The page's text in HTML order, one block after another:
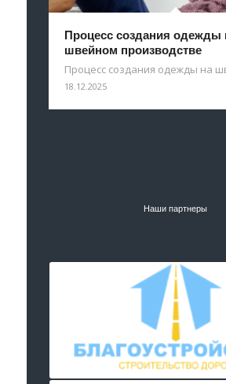
Процесс создания одежды
швейном производстве
Процесс создания одежды на
18.12.2025
Наши партнеры